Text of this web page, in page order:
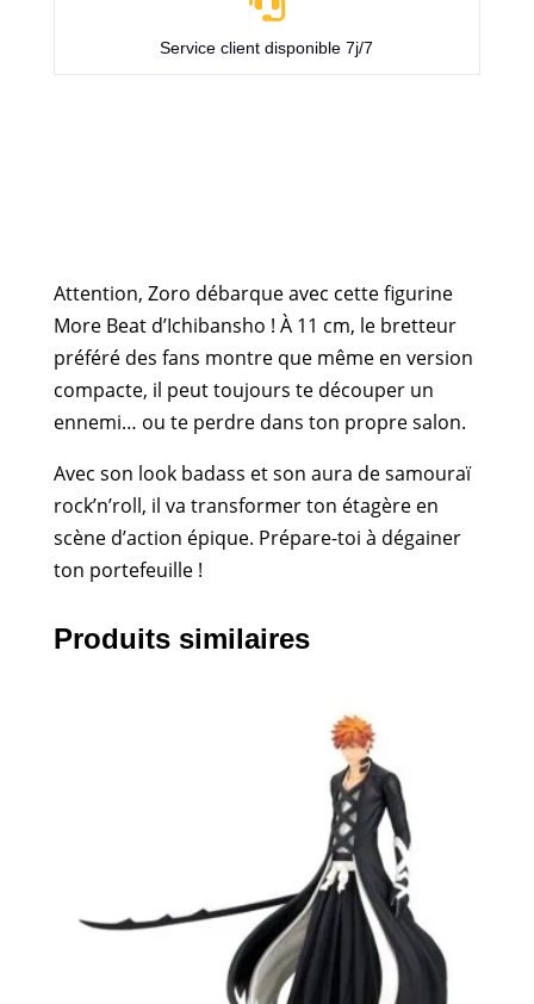
Service client disponible 7j/7
Attention, Zoro débarque avec cette figurine
More Beat d’Ichibansho ! À 11 cm, le bretteur
préféré des fans montre que même en version
compacte, il peut toujours te découper un
ennemi… ou te perdre dans ton propre salon.
Avec son look badass et son aura de samouraï
rock’n’roll, il va transformer ton étagère en
scène d’action épique. Prépare-toi à dégainer
ton portefeuille !
Produits similaires